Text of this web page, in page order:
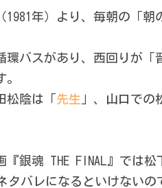
年）より、毎朝の「朝
環バスがあり、西回りが「
松陰は「先生 」、山口での
銀魂 THE FINAL』では
バレになるといけないの